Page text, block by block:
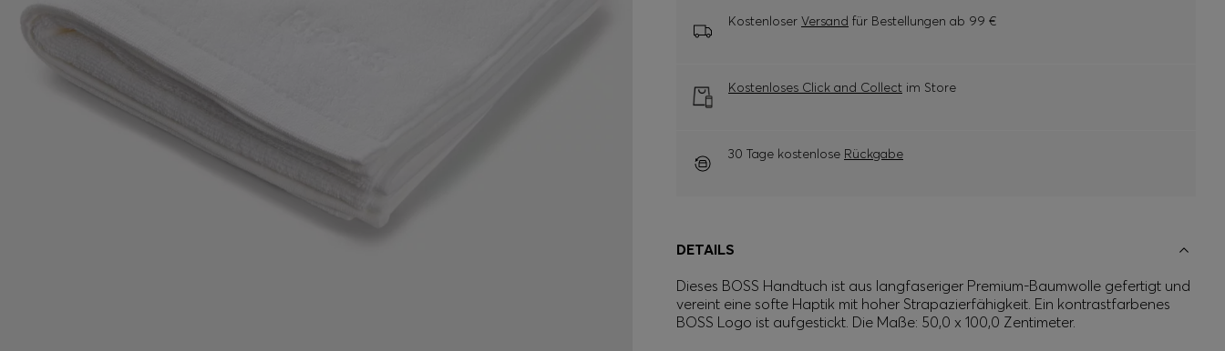
Kostenloser Versand für Bestellungen ab 99 €
Kostenloses Click and Collect im Store
30 Tage kostenlose Rückgabe
DETAILS
Dieses BOSS Handtuch ist aus langfaseriger Premium-Baumwolle gefertigt und
vereint eine softe Haptik mit hoher Strapazierfähigkeit. Ein kontrastfarbenes
BOSS Logo ist aufgestickt. Die Maße: 50,0 x 100,0 Zentimeter.